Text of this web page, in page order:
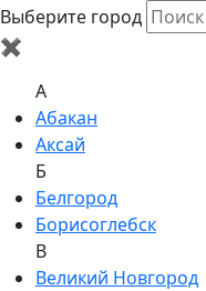
Выберите город
✖
A
Абакан
Аксай
Б
Белгород
Борисоглебск
В
Великий Новгород